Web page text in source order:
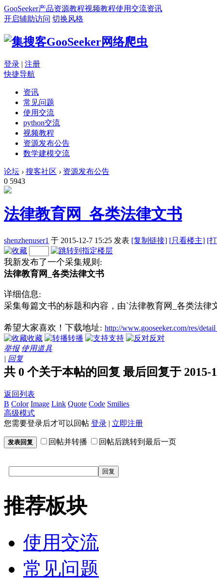
GooSeeker产品资源教程视频教程使用交流资讯
开启辅助访问 切换风格
登录 | 注册
快捷导航
资讯
常见问题
使用交流
python交流
视频教程
资源发布公告
数学建模交流
论坛 › 搜客社区 › 资源发布公告
0 5943
法律教育网_各类法律文书
shenzhenuser1 于 2015-12-7 15:25 发表 [复制链接] [只看楼主] [
我新发布了一个采集规则:
法律教育网_各类法律文书
详细信息:
采集每篇文书的标题和内容，由`法律教育网_各类法律
希望大家喜欢！下载地址: http://www.gooseeker.com/res/
收藏
转播 支持
反对
举报 使用道具
| 回复
共 0 个关于本帖的回复 最后回复于 2015-
返回列表
B Color Image Link Quote Code Smilies
高级模式
您需要登录后才可以回帖 登录 | 立即注册
发表回复 回帖并转播 回帖后跳转到最后一页
回复
推荐板块
使用交流
常见问题